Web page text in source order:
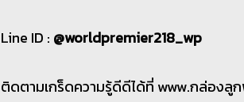
Line ID : @worldpremier218_wp
ติดตามเกร็ดความรู้ดีดีได้ที่ www.กล่องลู